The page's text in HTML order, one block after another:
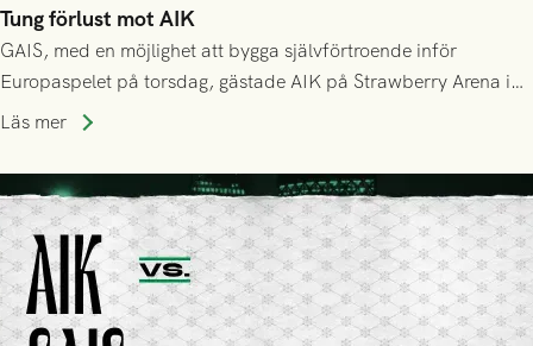
Tung förlust mot AIK
GAIS, med en möjlighet att bygga självförtroende inför
Europaspelet på torsdag, gästade AIK på Strawberry Arena i
Stockholm . Men trots konstant hotande i första halvlek av
lyckades få in 2-0.
Läs mer